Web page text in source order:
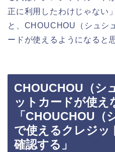
正に利用したわけじゃない
と、CHOUCHOU（シュシ
ードが使えるようになると
CHOUCHOU（シ
ットカードが使え
「CHOUCHOU（
で使えるクレジッ
確認する」